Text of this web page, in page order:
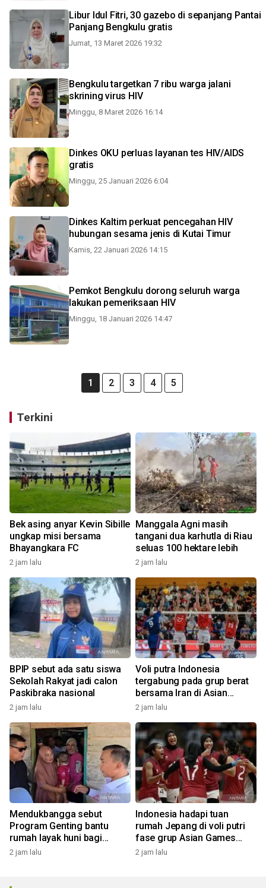
Libur Idul Fitri, 30 gazebo di sepanjang Pantai
Panjang Bengkulu gratis
Jumat, 13 Maret 2026 19:32
Bengkulu targetkan 7 ribu warga jalani
skrining virus HIV
Minggu, 8 Maret 2026 16:14
Dinkes OKU perluas layanan tes HIV/AIDS
gratis
Minggu, 25 Januari 2026 6:04
Dinkes Kaltim perkuat pencegahan HIV
hubungan sesama jenis di Kutai Timur
Kamis, 22 Januari 2026 14:15
Pemkot Bengkulu dorong seluruh warga
lakukan pemeriksaan HIV
Minggu, 18 Januari 2026 14:47
1 2 3 4 5
Terkini
Bek asing anyar Kevin Sibille
ungkap misi bersama
Bhayangkara FC
2 jam lalu
Manggala Agni masih
tangani dua karhutla di Riau
seluas 100 hektare lebih
2 jam lalu
BPIP sebut ada satu siswa
Sekolah Rakyat jadi calon
Paskibraka nasional
2 jam lalu
Voli putra Indonesia
tergabung pada grup berat
bersama Iran di Asian
Games 2026
2 jam lalu
Mendukbangga sebut
Program Genting bantu
rumah layak huni bagi
keluarga stunting
2 jam lalu
Indonesia hadapi tuan
rumah Jepang di voli putri
fase grup Asian Games
2026
2 jam lalu